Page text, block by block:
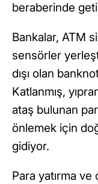
beraberinde
Bankalar, ATM
sensörler
dışı olan
Katlanmış,
ataş bulunan
önlemek için
gidiyor.
Para yatırma